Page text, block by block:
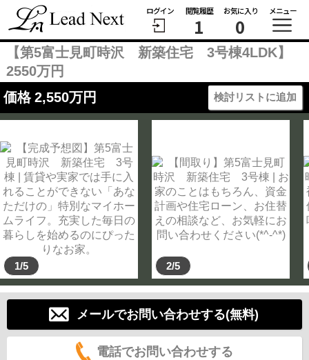
ログイン 閲覧履歴
1
お気に入り
0
メニュー
【第5富士見町時沢 新築住宅 3号棟4LDK】
2550万円
価格 2,550万円 検討リストに追加
1/5 2/5
メールでお問い合わせする(無料)
電話でお問い合わせする